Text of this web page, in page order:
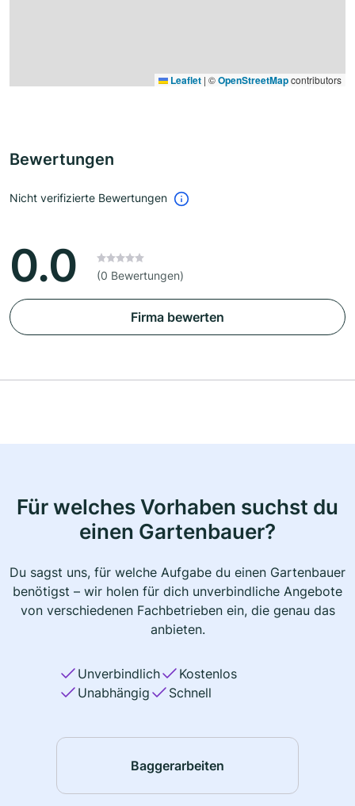
Leaflet | ©OpenStreetMapcontributors
Bewertungen
Nicht verifizierte Bewertungen
0.0 (0 Bewertungen)
Firma bewerten
Für welches Vorhaben suchst du
einen Gartenbauer?
Du sagst uns, für welche Aufgabe du einen Gartenbauer
benötigst – wir holen für dich unverbindliche Angebote
von verschiedenen Fachbetrieben ein, die genau das
anbieten.
Unverbindlich
Kostenlos
Unabhängig
Schnell
Baggerarbeiten